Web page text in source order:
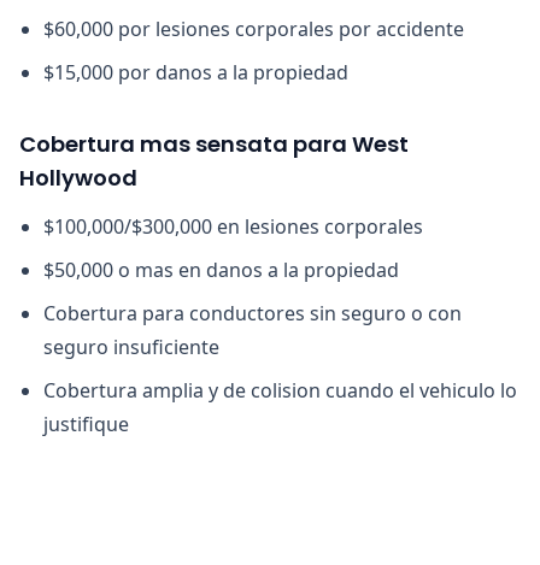
$60,000 por lesiones corporales por accidente
$15,000 por danos a la propiedad
Cobertura mas sensata para West
Hollywood
$100,000/$300,000 en lesiones corporales
$50,000 o mas en danos a la propiedad
Cobertura para conductores sin seguro o con
seguro insuficiente
Cobertura amplia y de colision cuando el vehiculo lo
justifique